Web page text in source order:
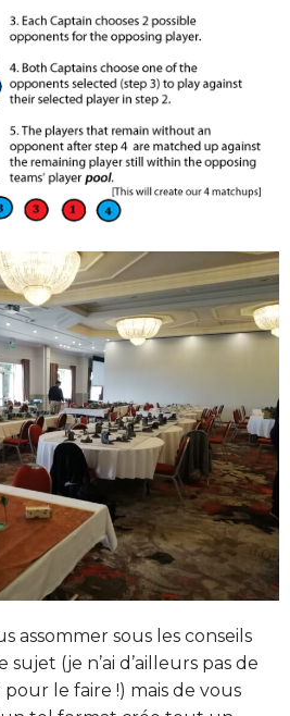
assommer sous les conseils
(je n’ai d’ailleurs pas de
le faire !) mais de vous